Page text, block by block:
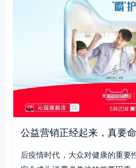
公益营销正经起来，真要命
后疫情时代，大众对健康的重